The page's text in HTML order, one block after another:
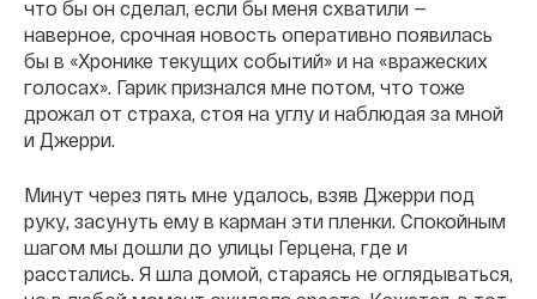
что бы он сделал, если бы меня схватили —
наверное, срочная новость оперативно появилась
бы в «Хронике текущих событий» и на «вражеских
голосах». Гарик признался мне потом, что тоже
дрожал от страха, стоя на углу и наблюдая за мной
и Джерри.
Минут через пять мне удалось, взяв Джерри под
руку, засунуть ему в карман эти пленки. Спокойным
шагом мы дошли до улицы Герцена, где и
расстались. Я шла домой, стараясь не оглядываться,